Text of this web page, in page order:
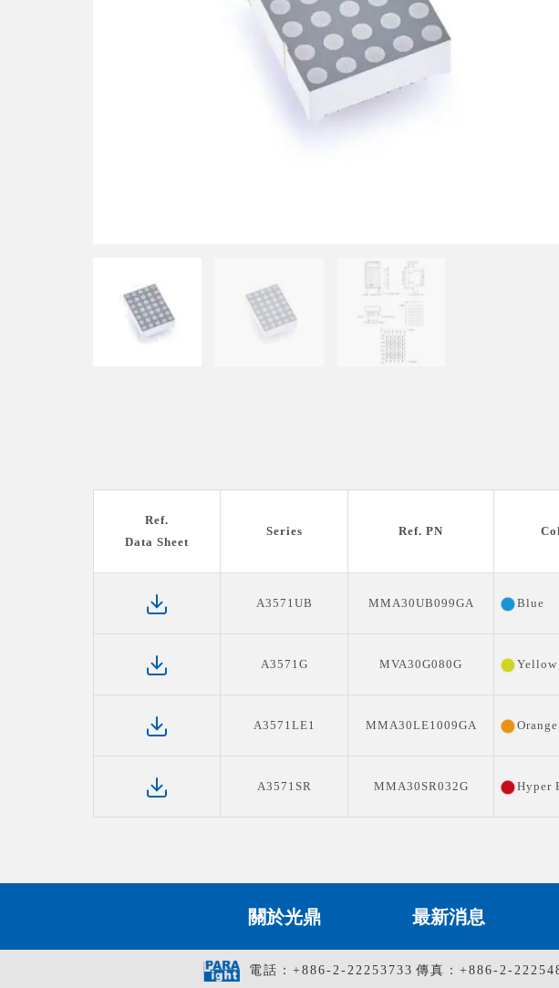
Ref.
Data Sheet
Series Ref. PN
A3571UB MMA30UB099GA Blue
A3571G MVA30G080G Yellow
A3571LE1 MMA30LE1009GA Orange
A3571SR MMA30SR032G Hyper
關於光鼎 最新消息
電話：+886-2-22253733 傳真：+886-2-